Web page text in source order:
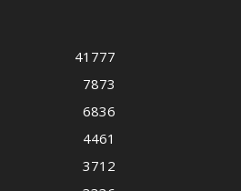
41777
7873
6836
4461
3712